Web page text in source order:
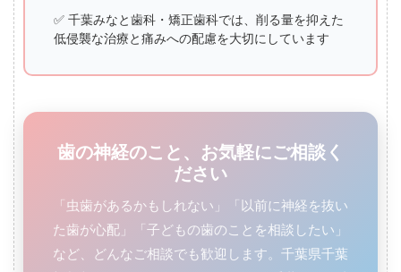
✅ 千葉みなと歯科・矯正歯科では、削る量を抑えた
低侵襲な治療と痛みへの配慮を大切にしています
歯の神経のこと、お気軽にご相談く
ださい
「虫歯があるかもしれない」「以前に神経を抜い
た歯が心配」「子どもの歯のことを相談したい」
など、どんなご相談でも歓迎します。千葉県千葉